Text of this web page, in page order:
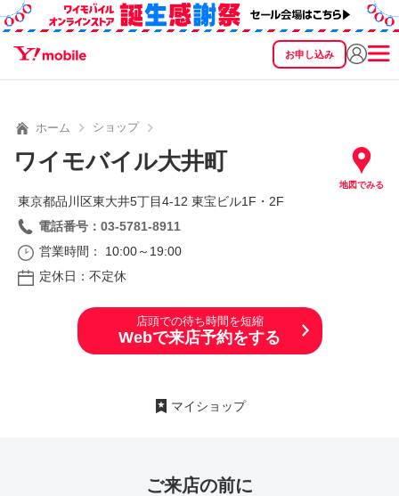
お申し込み
SEARCH
ホーム ショップ
ワイモバイル大井町
地図でみる
東京都品川区東大井5丁目4‐12 東宝ビル1F・2F
電話番号：03-5781-8911
営業時間： 10:00～19:00
定休日：不定休
店頭での待ち時間を短縮
Webで来店予約をする
マイショップ
ご来店の前に